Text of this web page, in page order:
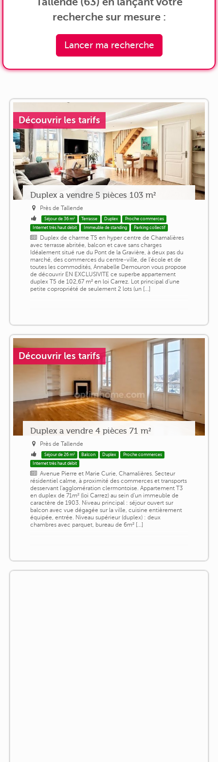
recherche sur mesure :
Lancer ma recherche
Découvrir les tarifs
Duplex a vendre 5 pièces 103 m²
Près de Tallende
Séjour de 36 m² Terrasse Duplex
Proche commerces
Internet très haut débit
Immeuble de standing Parking collectif
Duplex de charme T5 en hyper centre de Chamalières
avec terrasse abritée, balcon et cave sans charges
Idéalement situé rue du Pont de la Gravière, à deux pas du
marché, des commerces du centre-ville, de l'école et de
toutes les commodités, Annabelle Demouron vous propose
de découvrir EN EXCLUSIVITE ce superbe appartement
duplex T5 de 102,67 m² en loi Carrez. Lot principal d'une
petite copropriété de seulement 2 lots (un [...]
Découvrir les tarifs
Duplex a vendre 4 pièces 71 m²
Près de Tallende
Séjour de 26 m² Balcon Duplex
Proche commerces
Internet très haut débit
Avenue Pierre et Marie Curie, Chamalières. Secteur
résidentiel calme, à proximité des commerces et transports
desservant l'agglomération clermontoise. Appartement T3
en duplex de 71m² (loi Carrez) au sein d'un immeuble de
caractère de 1903. Niveau principal : séjour ouvert sur
balcon avec vue dégagée sur la ville, cuisine entièrement
équipée, entrée. Niveau supérieur (duplex) : deux
chambres avec parquet, bureau de 6m² [...]